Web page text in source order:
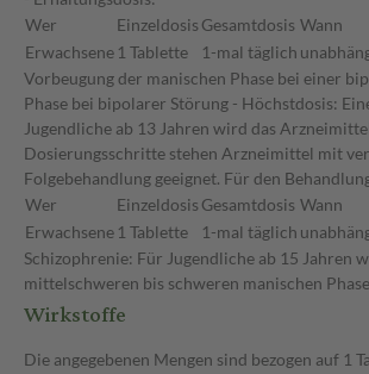
Wer
Einzeldosis Gesamtdosis Wann
Erwachsene 1 Tablette 1-mal täglich
Vorbeugung der manischen Phase bei einer
Phase bei bipolarer Störung - Höchstdosis:
Jugendliche ab 13 Jahren wird das
Dosierungsschritte stehen Arzneimittel mit
Folgebehandlung geeignet. Für den
Wer
Einzeldosis Gesamtdosis Wann
Erwachsene 1 Tablette 1-mal täglich
Schizophrenie: Für Jugendliche ab 15 Jahren
mittelschweren bis schweren manischen
Wirkstoffe
Die angegebenen Mengen sind bezogen auf 1